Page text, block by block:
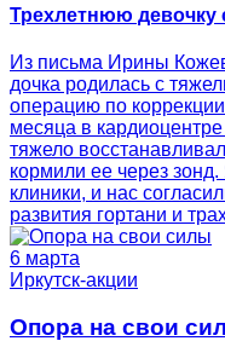
Трехлетнюю девочку
Из письма Ирины
дочка родилась с
операцию по
месяца в
тяжело
кормили ее через
клиники, и нас
развития гортани и
6 марта
Иркутск-акции
Опора на свои